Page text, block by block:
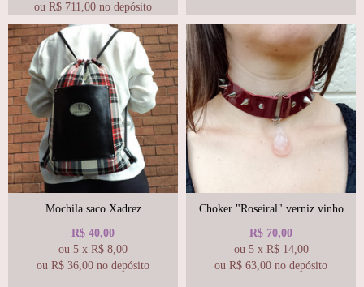
ou R$ 711,00 no depósito
Mochila saco Xadrez
R$ 40,00
ou 5 x R$ 8,00
ou R$ 36,00 no depósito
Choker "Roseiral" verniz vinho
R$ 70,00
ou 5 x R$ 14,00
ou R$ 63,00 no depósito